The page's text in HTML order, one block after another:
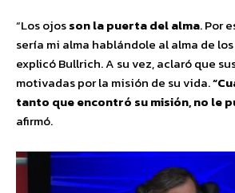
“Los ojosson la puerta del alma. Por
sería mi alma hablándole al alma de
explicó Bullrich. A su vez, aclaró que
motivadas por la misión de su vida.
tanto que encontró su misión, no le
afirmó.